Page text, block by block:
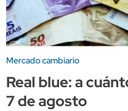
Mercado cambiario
Real blue: a
7 de agosto